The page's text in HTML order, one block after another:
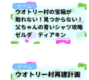
ゲーム
ゲーム